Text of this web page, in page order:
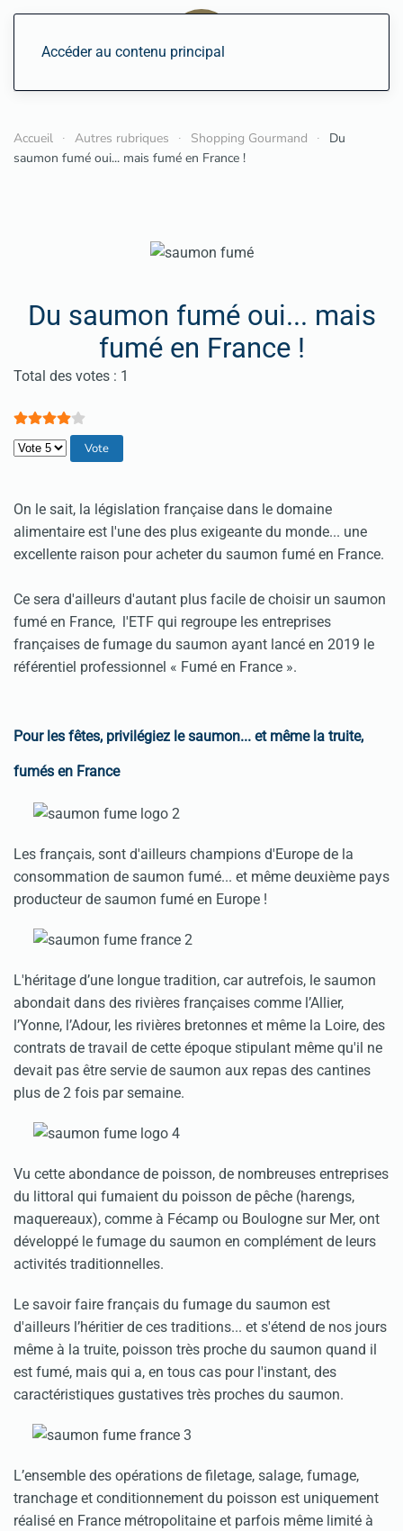
Accéder au contenu principal
Accueil Autres rubriques Shopping Gourmand
Du
saumon fumé oui... mais fumé en France !
Du saumon fumé oui... mais
fumé en France !
Vote utilisateur:4/
Total des votes : 1
Veuillez voter
On le sait, la législation française dans le domaine
alimentaire est l'une des plus exigeante du monde... une
excellente raison pour acheter du saumon fumé en France.
Ce sera d'ailleurs d'autant plus facile de choisir un saumon
fumé en France, l'ETF qui regroupe les entreprises
françaises de fumage du saumon ayant lancé en 2019 le
référentiel professionnel « Fumé en France ».
Pour les fêtes, privilégiez le saumon... et même la truite,
fumés en France
Les français, sont d'ailleurs champions d'Europe de la
consommation de saumon fumé... et même deuxième pays
producteur de saumon fumé en Europe !
L'héritage d’une longue tradition, car autrefois, le saumon
abondait dans des rivières françaises comme l’Allier,
l’Yonne, l’Adour, les rivières bretonnes et même la Loire, des
contrats de travail de cette époque stipulant même qu'il ne
devait pas être servie de saumon aux repas des cantines
plus de 2 fois par semaine.
Vu cette abondance de poisson, de nombreuses entreprises
du littoral qui fumaient du poisson de pêche (harengs,
maquereaux), comme à Fécamp ou Boulogne sur Mer, ont
développé le fumage du saumon en complément de leurs
activités traditionnelles.
Le savoir faire français du fumage du saumon est
d'ailleurs l’héritier de ces traditions... et s'étend de nos jours
même à la truite, poisson très proche du saumon quand il
est fumé, mais qui a, en tous cas pour l'instant, des
caractéristiques gustatives très proches du saumon.
L’ensemble des opérations de filetage, salage, fumage,
tranchage et conditionnement du poisson est uniquement
réalisé en France métropolitaine et parfois même limité à